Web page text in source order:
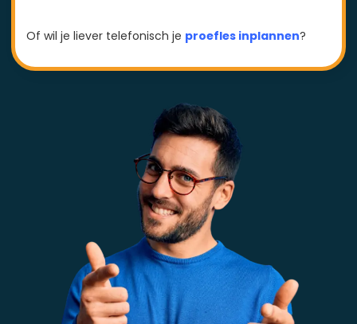
Of wil je liever telefonisch je proefles inplannen?